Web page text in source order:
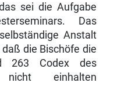
sei die Aufgabe
Das
Anstalt
die Bischöfe die
263 Codex des
nicht einhalten